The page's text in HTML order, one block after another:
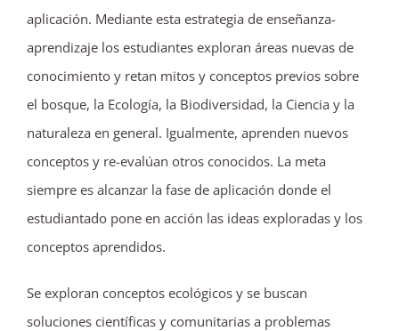
aplicación. Mediante esta estrategia de enseñanza-
aprendizaje los estudiantes exploran áreas nuevas de
conocimiento y retan mitos y conceptos previos sobre
el bosque, la Ecología, la Biodiversidad, la Ciencia y la
naturaleza en general. Igualmente, aprenden nuevos
conceptos y re-evalúan otros conocidos. La meta
siempre es alcanzar la fase de aplicación donde el
estudiantado pone en acción las ideas exploradas y los
conceptos aprendidos.
Se exploran conceptos ecológicos y se buscan
soluciones científicas y comunitarias a problemas